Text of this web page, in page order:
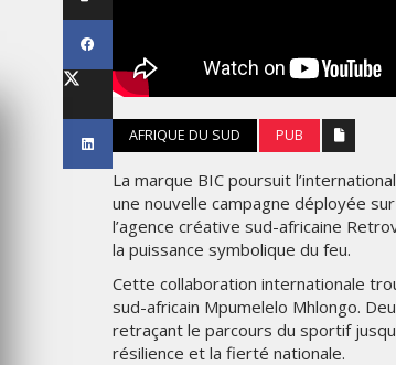
AFRIQUE DU SUD PUB
La marque BIC poursuit
une nouvelle campagne déployée
l’agence créative sud-africaine
la puissance symbolique du feu.
Cette collaboration internationale
sud-africain Mpumelelo Mhlongo.
retraçant le parcours du sportif
résilience et la fierté nationale.
LES IMPÉRIALES
SOUS THÈME
MARDI 27 JANVIER 2026